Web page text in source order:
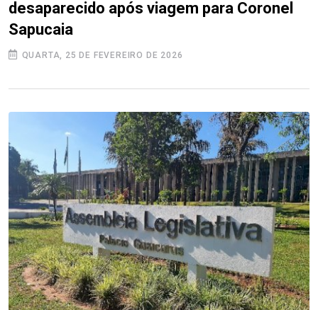
desaparecido após viagem para Coronel
Sapucaia
QUARTA, 25 DE FEVEREIRO DE 2026